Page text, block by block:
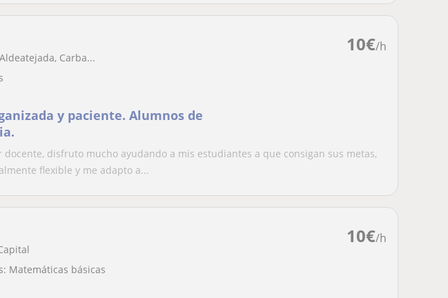
10€/h
Carba...
y paciente. Alumnos de
docente, disfruto mucho ayudando a mis estudiantes a que consigan sus metas,
flexible y me adapto a...
10€/h
Matemáticas básicas